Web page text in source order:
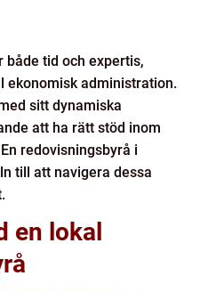
tid och expertis,
ekonomisk administration.
sitt dynamiska
att ha rätt stöd inom
redovisningsbyrå i
till att navigera dessa
en lokal